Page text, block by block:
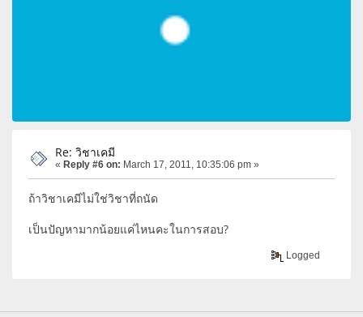
Re: วิชาเคมี
« Reply #6 on: March 17, 2011, 10:35:06 pm »
ถ้าวิชาเคมีไม่ใช่วิชาที่ถนัด
เป็นปัญหามากน้อยแค่ไหนคะในการสอบ?
Logged